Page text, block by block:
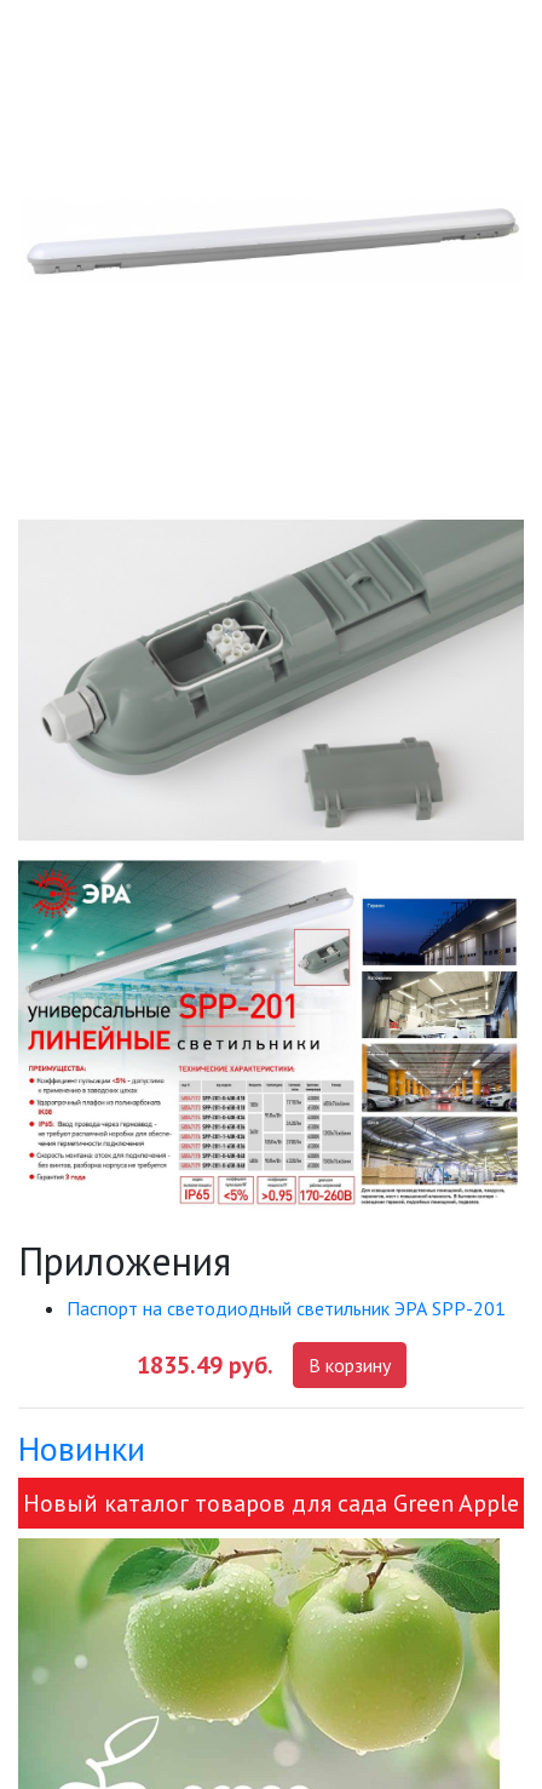
ИСТОЧНИКИ СВЕТА
КАБЕЛЕНЕСУЩИЕ СИСТЕМЫ
КАБЕЛЬ
КЛЕЙКИЕ ЛЕНТЫ
ЛЕНТЫ СВЕТОДИОДНЫЕ (LED
ЛЕНТЫ)
ЛИНЕЙНЫЕ СВЕТОДИОДНЫЕ
СВЕТИЛЬНИКИ
ЛЮСТРЫ
МОДУЛЬНЫЕ СИСТЕМЫ
ОСВЕЩЕНИЯ (LED МОДУЛИ)
НАСТОЛЬНЫЕ СВЕТИЛЬНИКИ
НИЗКОВОЛЬТНОЕ
ОБОРУДОВАНИЕ
ОТВЕРТКИ
ПАЯЛЬНОЕ ОБОРУДОВАНИЕ
ПОРТАТИВНЫЕ СОЛНЕЧНЫЕ
ЭЛЕКТРОСТАНЦИИ
ПРОТИВОМОСКИТНЫЕ ЛАМПЫ
РАЗЪЁМЫ, ПЕРЕХОДНИКИ, ТВ
СЕТЕВЫЕ ФИЛЬТРЫ, СИЛОВЫЕ
РАЗЪЕМЫ И УДЛИНИТЕЛИ,
ТРОЙНИКИ И КОЛОДКИ, ВИЛКИ
Приложения
Паспорт на светодиодный светильник ЭРА SPP-201
1835.49 руб. В корзину
Новинки
Новый каталог товаров для сада Green Apple
и ЭРА!